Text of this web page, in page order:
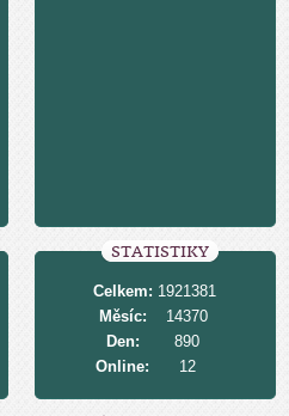
STATISTIKY
Online: 12
Celkem: 1921381
Měsíc:
14370
Den:
890